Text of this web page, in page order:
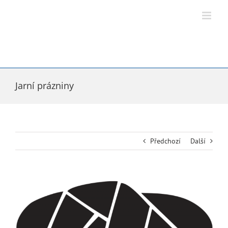
Jarní prázniny
Předchozí Další
obrázek